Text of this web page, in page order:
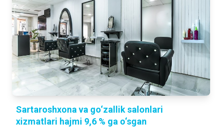
Sartaroshxona va go‘zallik salonlari
xizmatlari hajmi 9,6 % ga o‘sgan